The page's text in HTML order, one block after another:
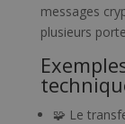
messages
plusieurs
🧩 Le